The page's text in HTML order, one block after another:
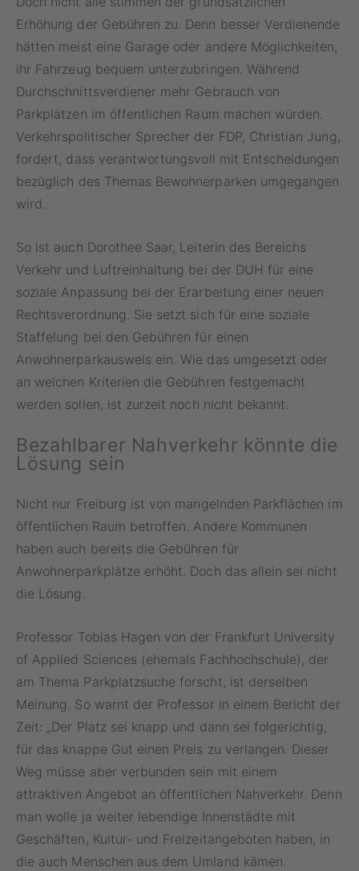
Erhöhung der Gebühren zu. Denn besser Verdienende
hätten meist eine Garage oder andere Möglichkeiten,
ihr Fahrzeug bequem unterzubringen. Während
Durchschnittsverdiener mehr Gebrauch von
Parkplätzen im öffentlichen Raum machen würden.
Verkehrspolitischer Sprecher der FDP, Christian Jung,
fordert, dass verantwortungsvoll mit Entscheidungen
bezüglich des Themas Bewohnerparken umgegangen
wird.
So ist auch Dorothee Saar, Leiterin des Bereichs
Verkehr und Luftreinhaltung bei der DUH für eine
soziale Anpassung bei der Erarbeitung einer neuen
Rechtsverordnung. Sie setzt sich für eine soziale
Staffelung bei den Gebühren für einen
Anwohnerparkausweis ein. Wie das umgesetzt oder
an welchen Kriterien die Gebühren festgemacht
werden sollen, ist zurzeit noch nicht bekannt.
Bezahlbarer Nahverkehr könnte die
Lösung sein
Nicht nur Freiburg ist von mangelnden Parkflächen im
öffentlichen Raum betroffen. Andere Kommunen
haben auch bereits die Gebühren für
Anwohnerparkplätze erhöht. Doch das allein sei nicht
die Lösung.
Professor Tobias Hagen von der Frankfurt University
of Applied Sciences (ehemals Fachhochschule), der
am Thema Parkplatzsuche forscht, ist derselben
Meinung. So warnt der Professor in einem Bericht der
Zeit: „Der Platz sei knapp und dann sei folgerichtig,
für das knappe Gut einen Preis zu verlangen. Dieser
Weg müsse aber verbunden sein mit einem
attraktiven Angebot an öffentlichen Nahverkehr. Denn
man wolle ja weiter lebendige Innenstädte mit
Geschäften, Kultur- und Freizeitangeboten haben, in
die auch Menschen aus dem Umland kämen.